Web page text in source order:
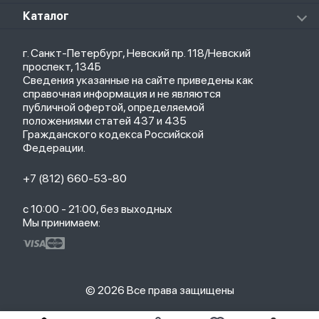
Стилусы
Товары для детей
Саундбары
Мониторы
ТВ-приставки
Чехлы
Рюкзаки
Кабели
Зарядные устройства
О магазине
Политика конфиденциальности
Оплата и доставка
Партнерская программа
Гарантия
Обмен и возврат
Бонусы
Trade-in
Каталог
Новые поступления
Популярное
Акции
г. Санкт-Петербург, Невский пр. 118/Невский
проспект, 134Б
Сведения указанные на сайте приведены как
справочная информация и не являются
публичной офертой, определяемой
положениями статей 437 и 435
Гражданского кодекса Российской
Федерации.
+7 (812) 660-53-80
с 10:00 - 21:00, без выходных
Мы принимаем:
© 2026 Все права защищены